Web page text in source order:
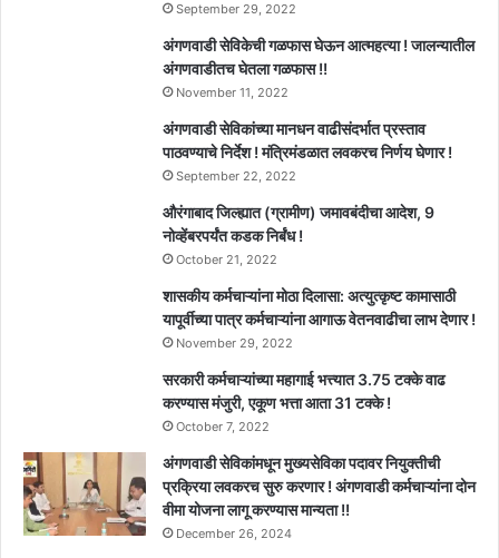
September 29, 2022
अंगणवाडी सेविकेची गळफास घेऊन आत्महत्या ! जालन्यातील
अंगणवाडीतच घेतला गळफास !!
November 11, 2022
अंगणवाडी सेविकांच्या मानधन वाढीसंदर्भात प्रस्ताव
पाठवण्याचे निर्देश ! मंत्रिमंडळात लवकरच निर्णय घेणार !
September 22, 2022
औरंगाबाद जिल्ह्यात (ग्रामीण) जमावबंदीचा आदेश, 9
नोव्हेंबरपर्यंत कडक निर्बंध !
October 21, 2022
शासकीय कर्मचाऱ्यांना मोठा दिलासा: अत्युत्कृष्ट कामासाठी
यापूर्वीच्या पात्र कर्मचाऱ्यांना आगाऊ वेतनवाढीचा लाभ देणार !
November 29, 2022
सरकारी कर्मचाऱ्यांच्या महागाई भत्त्यात 3.75 टक्के वाढ
करण्यास मंजुरी, एकूण भत्ता आता 31 टक्के !
October 7, 2022
अंगणवाडी सेविकांमधून मुख्यसेविका पदावर नियुक्तीची
प्रक्रिया लवकरच सुरु करणार ! अंगणवाडी कर्मचाऱ्यांना दोन
वीमा योजना लागू करण्यास मान्यता !!
December 26, 2024